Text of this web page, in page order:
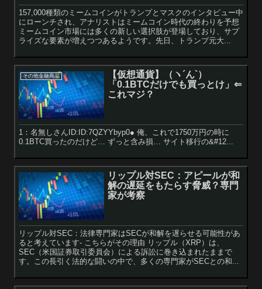
157,000種類のミームコインがトランプとマスクのインタビュー中
にローンチされ、アナリストはミームコイン時代の終わりを予想
ミームコイン市場には多くの新しい選択肢が登場しており、サプ
ライズな要素が増えつつあるようです。先日、トランプ元大...
その他金融商品
【仮想通貨】（ヽ´ん`）
「0.1BTCだけでも買っとけ」⇐
これマジ？
1：名無しさんID:ID:7QZYYbyp0● 俺、これで1750万円の時に
0.1BTC買ったのだけど… ずっと含み損… サイト移行の&#12...
リップル対SEC：アピールが和
解の遅延をもたらす脅威？専門
家が考察
リップル対SEC：法律専門家はSECが和解を遅らせる可能性があ
ると考えています- こちらがその理由 リップル（XRP）は、
SEC（米国証券取引委員会）による訴訟に巻き込まれたままで
す。この長引く法的な闘いの中で、多くの専門家がSECとの和...